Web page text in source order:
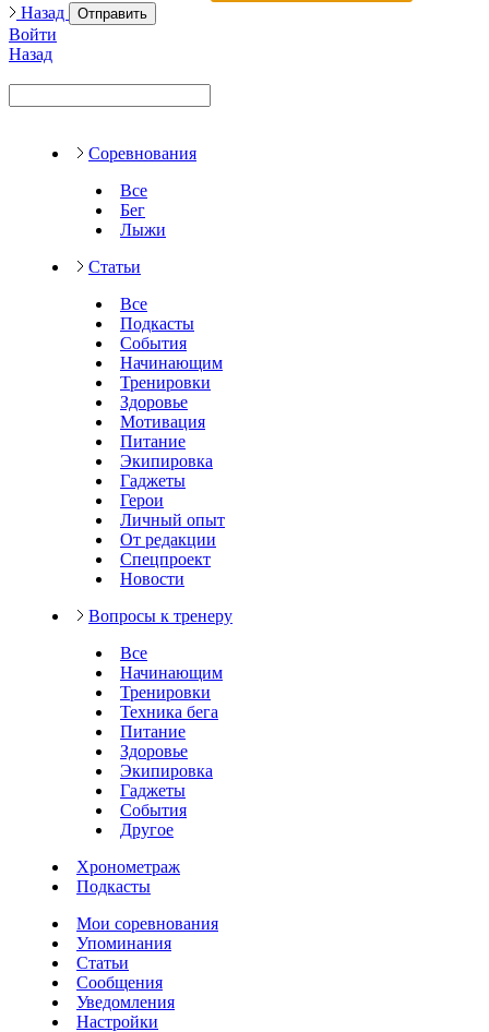
Назад
Отправить
Войти
Назад
Соревнования
Все
Бег
Лыжи
Статьи
Все
Подкасты
События
Начинающим
Тренировки
Здоровье
Мотивация
Питание
Экипировка
Гаджеты
Герои
Личный опыт
От редакции
Спецпроект
Новости
Вопросы к тренеру
Все
Начинающим
Тренировки
Техника бега
Питание
Здоровье
Экипировка
Гаджеты
События
Другое
Хронометраж
Подкасты
Мои соревнования
Упоминания
Статьи
Сообщения
Уведомления
Настройки